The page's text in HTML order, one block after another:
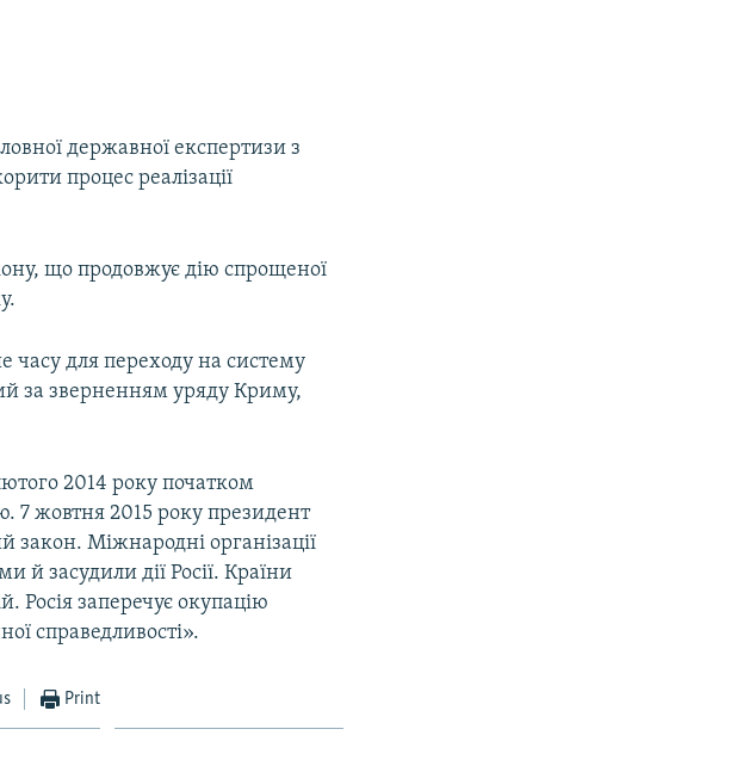
державної експертизи з
процес реалізації
що продовжує дію спрощеної
для переходу на систему
за зверненням уряду Криму,
2014 року початком
7 жовтня 2015 року президент
закон. Міжнародні організації
засудили дії Росії. Країни
Росія заперечує окупацію
справедливості».
Print